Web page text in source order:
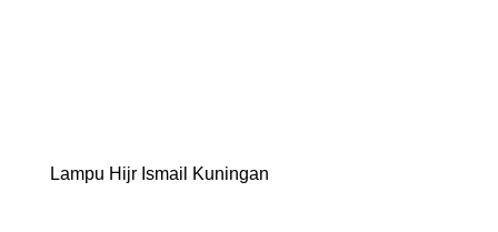
Lampu Hijr Ismail Kuningan